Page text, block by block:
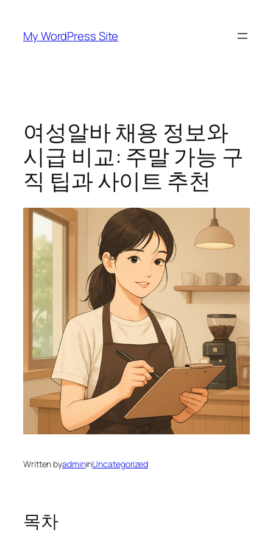
content
My WordPress Site
여성알바 채용 정보와
시급 비교: 주말 가능 구
직 팁과 사이트 추천
Written byadmininUncategorized
목차